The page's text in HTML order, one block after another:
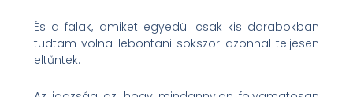
És a falak, amiket egyedül csak kis darabokban
tudtam volna lebontani sokszor azonnal teljesen
eltűntek.